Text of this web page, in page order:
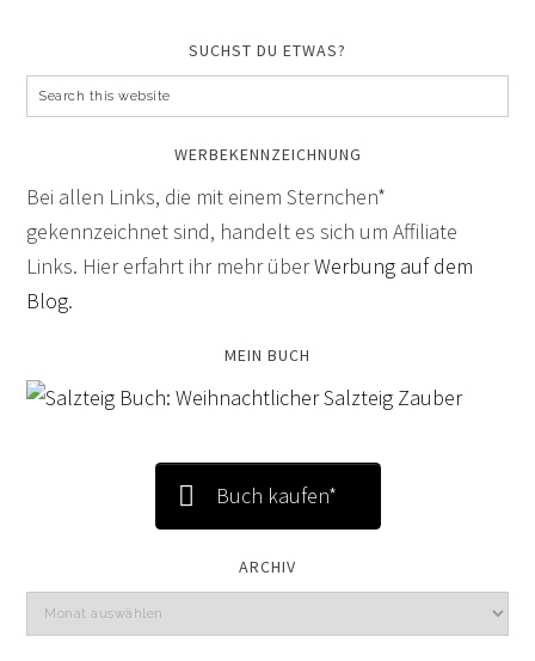
SUCHST DU ETWAS?
WERBEKENNZEICHNUNG
Bei allen Links, die mit einem Sternchen*
gekennzeichnet sind, handelt es sich um Affiliate
Links. Hier erfahrt ihr mehr überWerbung auf dem
Blog.
MEIN BUCH
Buch kaufen*
ARCHIV